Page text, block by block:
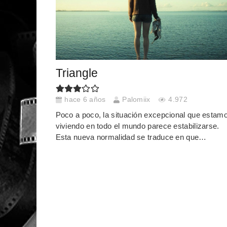
Triangle
hace 6 años Palomiix 4.972
Poco a poco, la situación excepcional que
viviendo en todo el mundo parece estabilizarse.
Esta nueva normalidad se traduce en que…